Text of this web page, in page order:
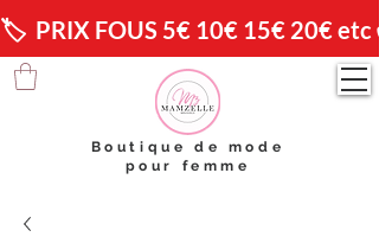
🏷️  PRIX FOUS 5€ 10€ 15€ 20€ etc
Boutique de mode
pour femme